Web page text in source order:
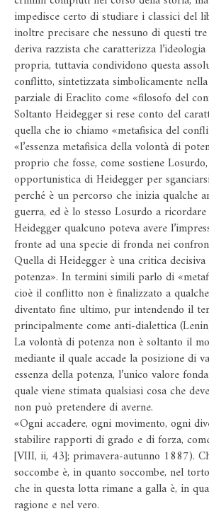
impedisce certo di studiare i classici del
inoltre precisare che nessuno di questi
deriva razzista che caratterizza
propria, tuttavia condividono questa
conflitto, sintetizzata simbolicamente
parziale di Eraclito come «filosofo del
Soltanto Heidegger si rese conto del
quella che io chiamo «metafisica del
«l’essenza metafisica della volontà di
proprio che fosse, come sostiene
opportunistica di Heidegger per
perché è un percorso che inizia qualche
guerra, ed è lo stesso Losurdo a
Heidegger qualcuno poteva avere
fronte ad una specie di fronda nei
Quella di Heidegger è una critica
potenza». In termini simili parlo di
cioè il conflitto non è finalizzato a
diventato fine ultimo, pur intendendo il
principalmente come anti-dialettica
La volontà di potenza non è soltanto il
mediante il quale accade la posizione di
essenza della potenza, l’unico valore
quale viene stimata qualsiasi cosa che
non può pretendere di averne.
«Ogni accadere, ogni movimento, ogni
stabilire rapporti di grado e di forza,
[VIII, ii, 43]; primavera-autunno 1887).
soccombe è, in quanto soccombe, nel
che in questa lotta rimane a galla è, in
ragione e nel vero.